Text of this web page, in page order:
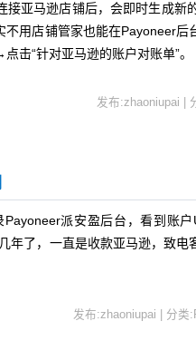
亚马逊店铺后，会即时生成新
用店铺管家也能在Payoneer后
“针对亚马逊的账户对账单”。
发布:zhaoniupai |
派安盈后台，看到账户
年了，一直是收款亚马逊，致
发布:zhaoniupai | 分类